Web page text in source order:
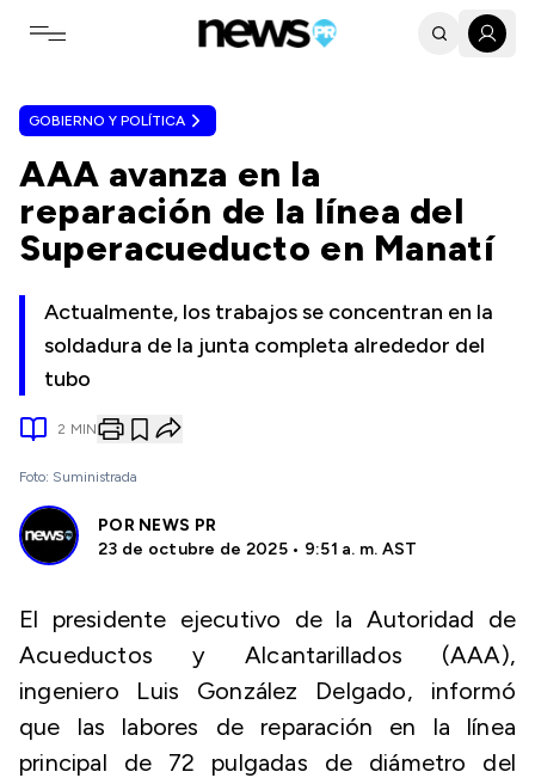
Toggle navigation menu
GOBIERNO Y POLÍTICA
AAA avanza en la
reparación de la línea del
Superacueducto en Manatí
Actualmente, los trabajos se concentran en la
soldadura de la junta completa alrededor del
tubo
2 MIN
Foto: Suministrada
POR NEWS PR
23 de octubre de 2025 • 9:51 a. m. AST
El presidente ejecutivo de la Autoridad de
Acueductos y Alcantarillados (AAA),
ingeniero Luis González Delgado, informó
que las labores de reparación en la línea
principal de 72 pulgadas de diámetro del